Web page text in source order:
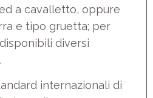
a cavalletto, oppure
e tipo gruetta; per
diversi
internazionali di